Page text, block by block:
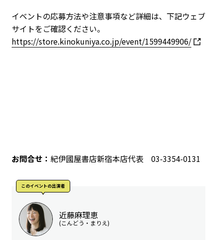
イベントの応募方法や注意事項など詳細は、下記ウェブ
サイトをご確認ください。
https://store.kinokuniya.co.jp/event/1599449906/
お問合せ： 紀伊國屋書店新宿本店代表 03-3354-0131
このイベントの出演者
近藤麻理恵
(こんどう・まりえ)